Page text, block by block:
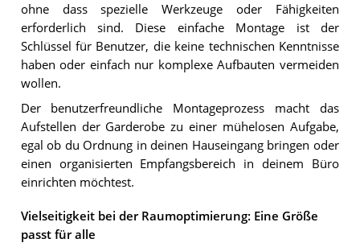
ohne dass spezielle Werkzeuge oder Fähigkeiten
erforderlich sind. Diese einfache Montage ist der
Schlüssel für Benutzer, die keine technischen Kenntnisse
haben oder einfach nur komplexe Aufbauten vermeiden
wollen.
Der benutzerfreundliche Montageprozess macht das
Aufstellen der Garderobe zu einer mühelosen Aufgabe,
egal ob du Ordnung in deinen Hauseingang bringen oder
einen organisierten Empfangsbereich in deinem Büro
einrichten möchtest.
Vielseitigkeit bei der Raumoptimierung: Eine Größe
passt für alle